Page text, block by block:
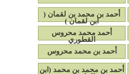
أحمد بن محمد بن لقمان (
ابن لقمان )
أحمد محمد محروس
القطوري
أحمد بن محمد محروس
أحمد بن محمد بن محمد (ابن